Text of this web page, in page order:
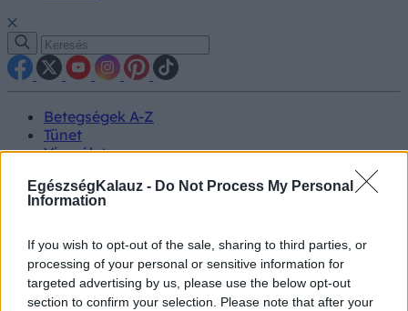
EgészségKalauz - Do Not Process My Personal
Information
If you wish to opt-out of the sale, sharing to third parties, or
processing of your personal or sensitive information for
targeted advertising by us, please use the below opt-out
section to confirm your selection. Please note that after your
Betegségek A-Z
Tünet
Vizsgálat
Életmódváltás
Kutatás
Hírek
Videók
Kisállatok egészsége